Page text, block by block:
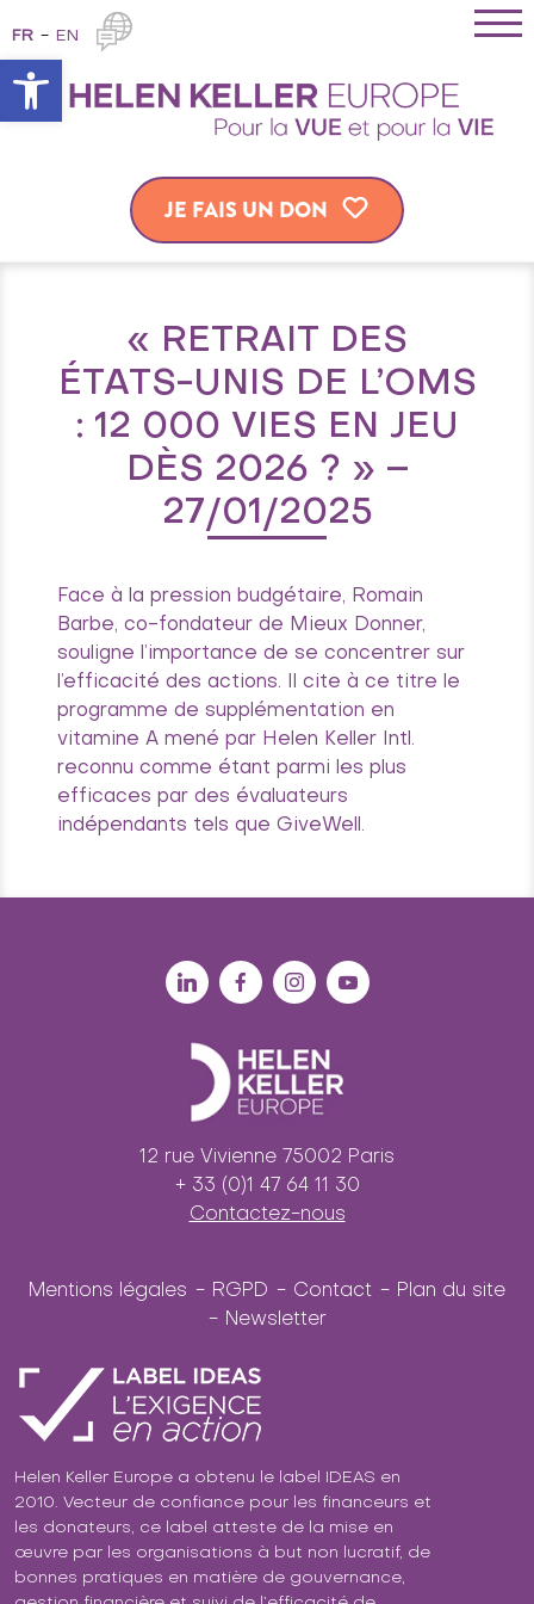
Ouvrir la barre d’outils
FR EN
JE FAIS UN DON
« RETRAIT DES
ÉTATS-UNIS DE L’OMS
: 12 000 VIES EN JEU
DÈS 2026 ? » –
27/01/2025
Face à la pression budgétaire, Romain
Barbe, co-fondateur de Mieux Donner,
souligne l’importance de se concentrer sur
l’efficacité des actions. Il cite à ce titre le
programme de supplémentation en
vitamine A mené par Helen Keller Intl.
reconnu comme étant parmi les plus
efficaces par des évaluateurs
indépendants tels que GiveWell.
12 rue Vivienne 75002 Paris
+ 33 (0)1 47 64 11 30
Contactez-nous
Mentions légales RGPD Contact
Plan du site
Newsletter
Helen Keller Europe a obtenu le label IDEAS en
2010. Vecteur de confiance pour les financeurs et
les donateurs, ce label atteste de la mise en
œuvre par les organisations à but non lucratif, de
bonnes pratiques en matière de gouvernance,